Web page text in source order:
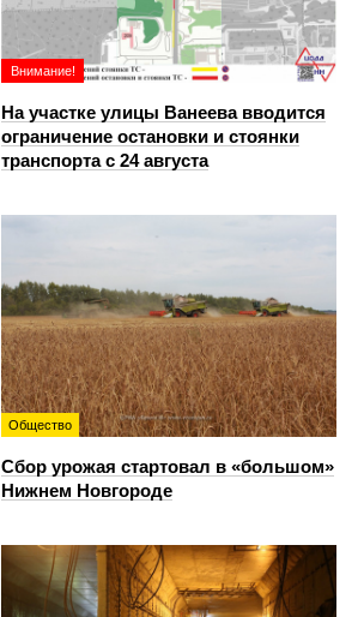
Внимание!
На участке улицы Ванеева вводится
ограничение остановки и стоянки
транспорта с 24 августа
Общество
Сбор урожая стартовал в «большом»
Нижнем Новгороде